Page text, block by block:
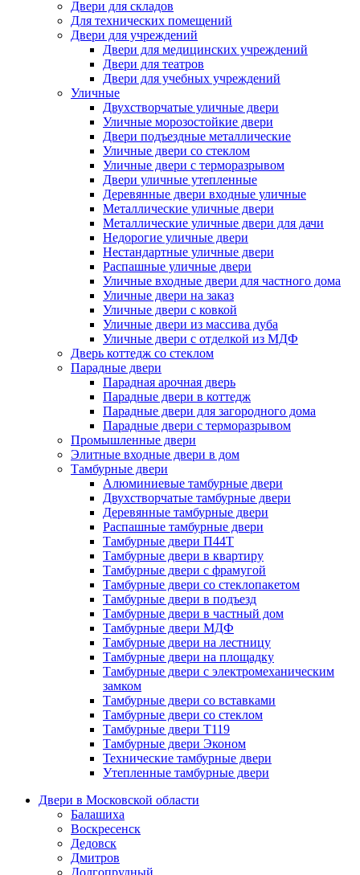
Двери для складов
Для технических помещений
Двери для учреждений
Двери для медицинских учреждений
Двери для театров
Двери для учебных учреждений
Уличные
Двухстворчатые уличные двери
Уличные морозостойкие двери
Двери подъездные металлические
Уличные двери со стеклом
Уличные двери с терморазрывом
Двери уличные утепленные
Деревянные двери входные уличные
Металлические уличные двери
Металлические уличные двери для дачи
Недорогие уличные двери
Нестандартные уличные двери
Распашные уличные двери
Уличные входные двери для частного дома
Уличные двери на заказ
Уличные двери с ковкой
Уличные двери из массива дуба
Уличные двери с отделкой из МДФ
Дверь коттедж со стеклом
Парадные двери
Парадная арочная дверь
Парадные двери в коттедж
Парадные двери для загородного дома
Парадные двери с терморазрывом
Промышленные двери
Элитные входные двери в дом
Тамбурные двери
Алюминиевые тамбурные двери
Двухстворчатые тамбурные двери
Деревянные тамбурные двери
Распашные тамбурные двери
Тамбурные двери П44Т
Тамбурные двери в квартиру
Тамбурные двери с фрамугой
Тамбурные двери со стеклопакетом
Тамбурные двери в подъезд
Тамбурные двери в частный дом
Тамбурные двери МДФ
Тамбурные двери на лестницу
Тамбурные двери на площадку
Тамбурные двери с электромеханическим
замком
Тамбурные двери со вставками
Тамбурные двери со стеклом
Тамбурные двери Т119
Тамбурные двери Эконом
Технические тамбурные двери
Утепленные тамбурные двери
Двери в Московской области
Балашиха
Воскресенск
Дедовск
Дмитров
Долгопрудный